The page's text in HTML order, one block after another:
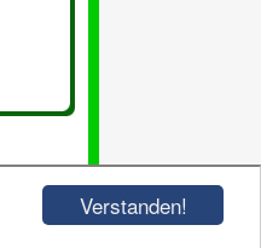
Verstanden!